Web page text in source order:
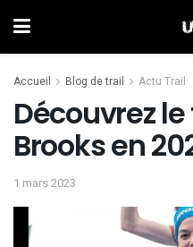
Accueil Blog de trail Actu Trail
Découvrez
Brooks en
1 mars 2023